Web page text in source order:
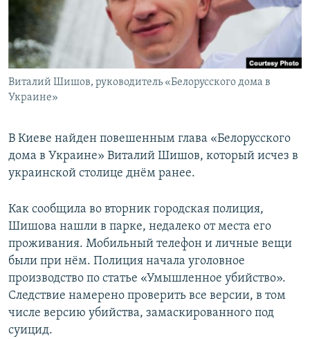
Виталий Шишов, руководитель «Белорусского дома в
Украине»
В Киеве найден повешенным глава «Белорусского
дома в Украине» Виталий Шишов, который исчез в
украинской столице днём ранее.
Как сообщила во вторник городская полиция,
Шишова нашли в парке, недалеко от места его
проживания. Мобильный телефон и личные вещи
были при нём. Полиция начала уголовное
производство по статье «Умышленное убийство».
Следствие намерено проверить все версии, в том
числе версию убийства, замаскированного под
суицид.